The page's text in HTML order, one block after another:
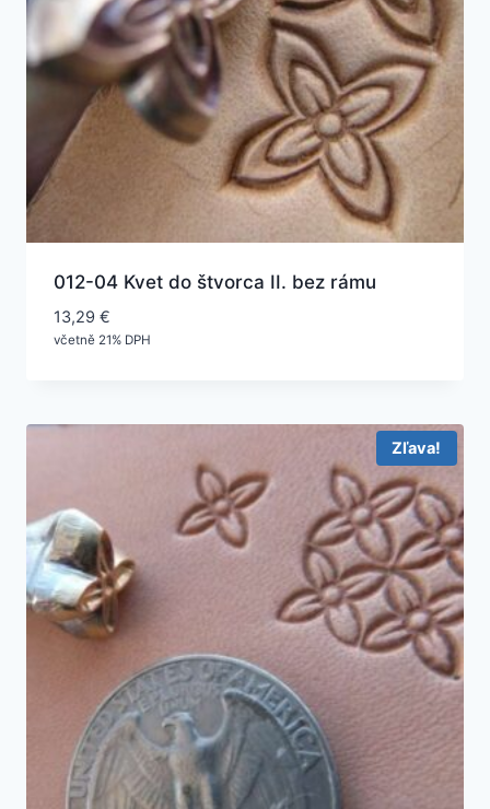
012-04 Kvet do štvorca II. bez rámu
13,29 €
včetně 21% DPH
Zľava!